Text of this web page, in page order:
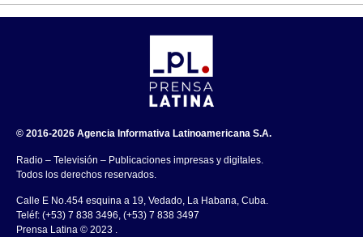
© 2016-2026 Agencia Informativa Latinoamericana S.A.
Radio – Televisión – Publicaciones impresas y digitales.
Todos los derechos reservados.
Calle E No.454 esquina a 19, Vedado, La Habana, Cuba.
Teléf: (+53) 7 838 3496, (+53) 7 838 3497
Prensa Latina © 2023 .